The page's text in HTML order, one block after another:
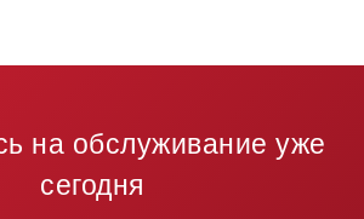
на обслуживание уже
сегодня